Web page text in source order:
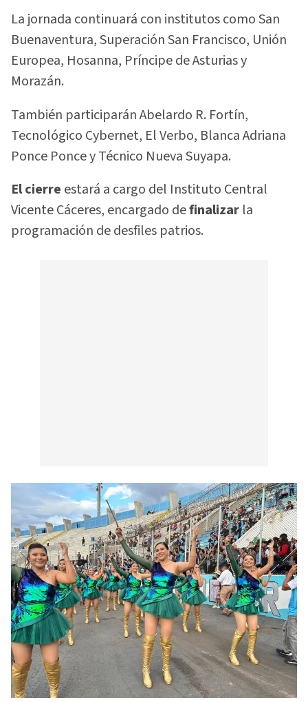
La jornada continuará con institutos como San
Buenaventura, Superación San Francisco, Unión
Europea, Hosanna, Príncipe de Asturias y
Morazán.
También participarán Abelardo R. Fortín,
Tecnológico Cybernet, El Verbo, Blanca Adriana
Ponce Ponce y Técnico Nueva Suyapa.
El cierre estará a cargo del Instituto Central
Vicente Cáceres, encargado definalizar la
programación de desfiles patrios.